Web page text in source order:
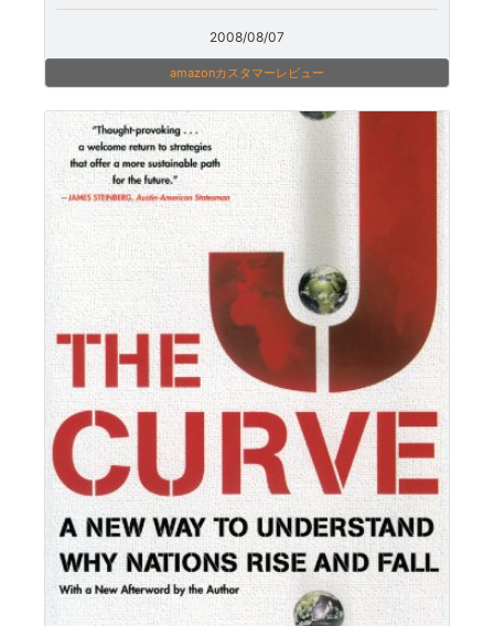
2008/08/07
amazonカスタマーレビュー